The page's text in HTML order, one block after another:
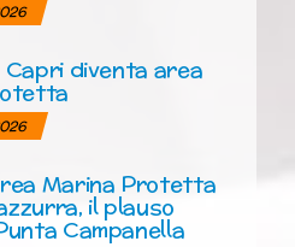
Capri diventa area
Marina Protetta
il plauso
Campanella